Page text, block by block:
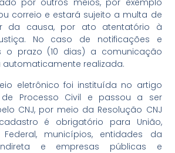
por outros meios, por exemplo
correio e estará sujeito a multa de
da causa, por ato atentatório à
No caso de notificações e
o prazo (10 dias) a comunicação
realizada.
eletrônico foi instituída no artigo
Processo Civil e passou a ser
CNJ, por meio da Resolução CNJ
é obrigatório para União,
Federal, municípios, entidades da
e empresas públicas e